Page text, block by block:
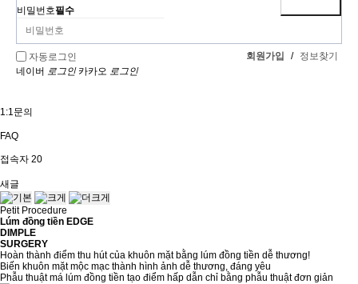
비밀번호필수
자동로그인 회원가입 / 정보찾기
네이버 로그인 카카오 로그인
1:1문의
FAQ
접속자 20
새글
Petit Procedure
Lúm đồng tiền EDGE
DIMPLE
SURGERY
Hoàn thành điểm thu hút của khuôn mặt bằng lúm đồng tiền dễ thương!
Biến khuôn mặt mộc mạc thành hình ảnh dễ thương, đáng yêu
Phẫu thuật má lúm đồng tiền tạo điểm hấp dẫn chỉ bằng phẫu thuật đơn giản